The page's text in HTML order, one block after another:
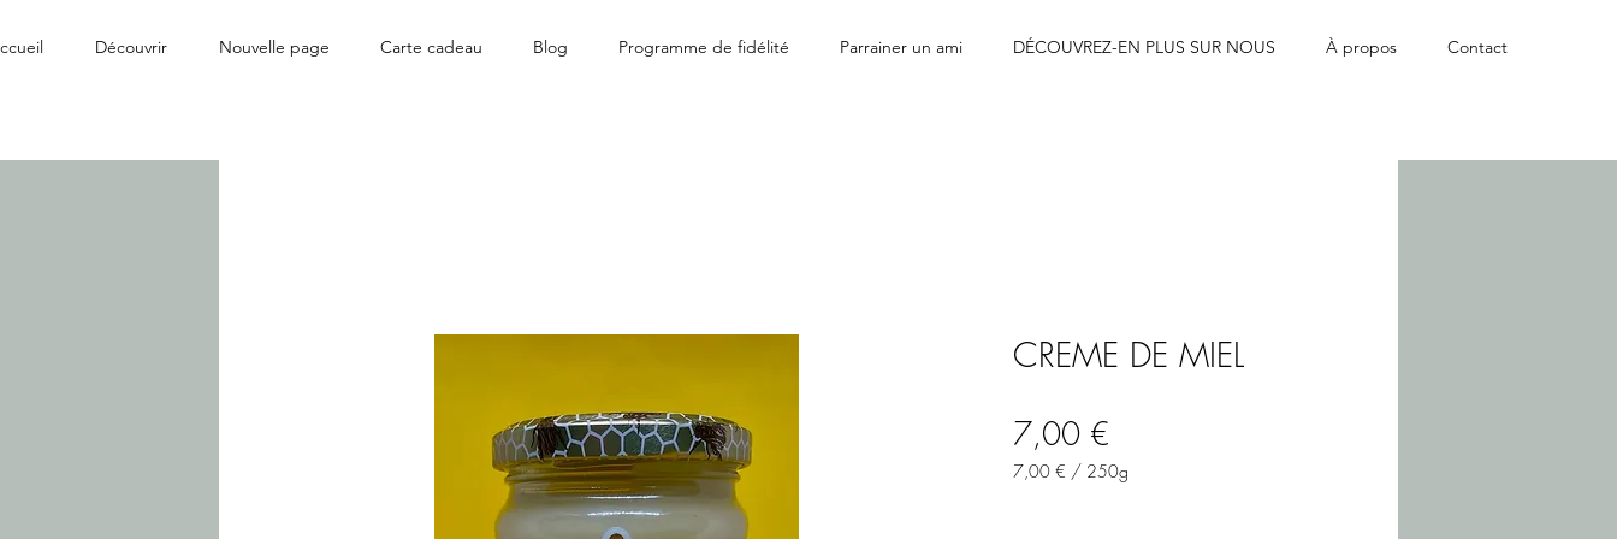
Découvrir Nouvelle page Carte cadeau Blog Programme de fidélité Parrainer un ami DÉCOUVREZ-EN PLUS SUR NOUS À propos Contact
CREME DE MIEL
7,00 €
7,00 € / 250g